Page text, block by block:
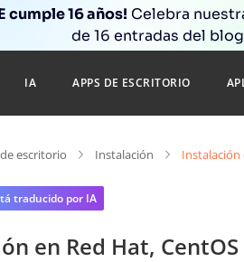
cumple 16 años! Celebra
de 16 entradas del
IA APPS DE ESCRITORIO
escritorio Instalación Instalación
traducido por IA
en Red Hat,